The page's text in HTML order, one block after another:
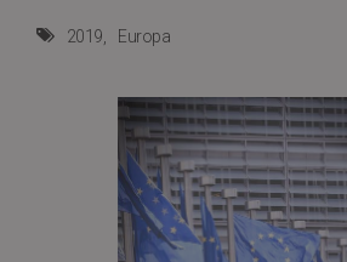
2019 Europa